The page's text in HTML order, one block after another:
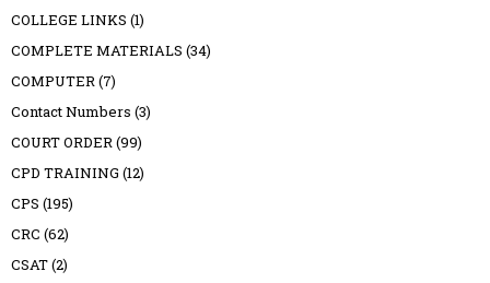
COLLEGE LINKS (1)
COMPLETE MATERIALS (34)
COMPUTER(7)
Contact Numbers (3)
COURT ORDER(99)
CPD TRAINING (12)
CPS (195)
CRC (62)
CSAT(2)